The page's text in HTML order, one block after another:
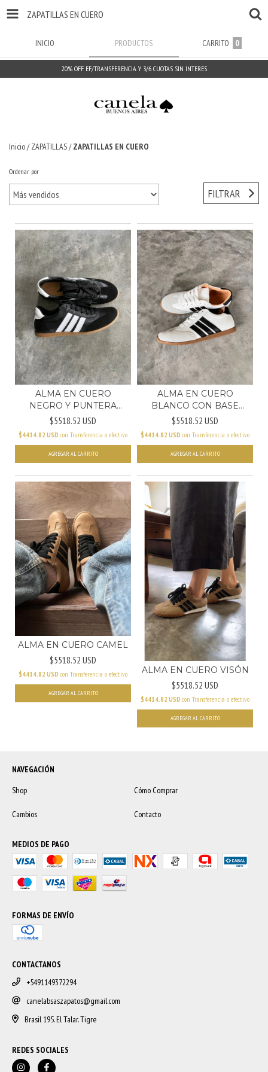
ZAPATILLAS EN CUERO
INICIO PRODUCTOS CARRITO 0
20% OFF EF/TRANSFERENCIA Y 3/6 CUOTAS SIN INTERES
Inicio/ ZAPATILLAS/ ZAPATILLAS EN CUERO
Ordenar por
FILTRAR
ALMA EN CUERO
NEGRO Y PUNTERA
NEGRA
$5518.52 USD
$4414.82 USD con Transferencia o efectivo
AGREGAR AL CARRITO
ALMA EN CUERO
BLANCO CON BASE
CARAMELO
$5518.52 USD
$4414.82 USD con Transferencia o efectivo
AGREGAR AL CARRITO
ALMA EN CUERO CAMEL
$5518.52 USD
$4414.82 USD con Transferencia o efectivo
AGREGAR AL CARRITO
ALMA EN CUERO VISÓN
$5518.52 USD
$4414.82 USD con Transferencia o efectivo
AGREGAR AL CARRITO
NAVEGACIÓN
Shop
Cómo Comprar
Cambios Contacto
MEDIOS DE PAGO
FORMAS DE ENVÍO
CONTACTANOS
+5491149372294
canelabsaszapatos@gmail.com
Brasil 195. El Talar. Tigre
REDES SOCIALES